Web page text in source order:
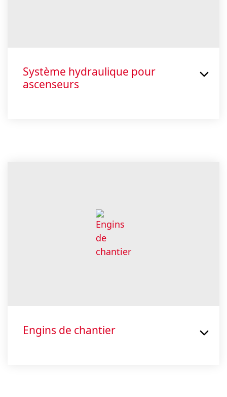
Système hydraulique pour
ascenseurs
Engins de chantier